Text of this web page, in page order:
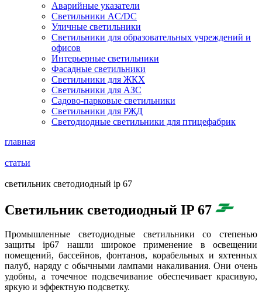
Аварийные указатели
Светильники AC/DC
Уличные светильники
Светильники для образовательных учреждений и
офисов
Интерьерные светильники
Фасадные светильники
Светильники для ЖКХ
Светильники для АЗС
Садово-парковые светильники
Светильники для РЖД
Светодиодные светильники для птицефабрик
главная
статьи
светильник светодиодный ip 67
Светильник светодиодный IP 67
Промышленные светодиодные светильники со степенью
защиты ip67 нашли широкое применение в освещении
помещений, бассейнов, фонтанов, корабельных и яхтенных
палуб, наряду с обычными лампами накаливания. Они очень
удобны, а точечное подсвечивание обеспечивает красивую,
яркую и эффектную подсветку.